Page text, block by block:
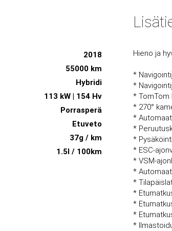
2018
55000 km
Hybridi
113 kW | 154 Hv
Porrasperä
Etuveto
37g / km
1.5l / 100km
Hieno ja
*
*
* TomTom
* 270°
*
*
*
* ESC-
* VSM-
*
*
*
*
*
*